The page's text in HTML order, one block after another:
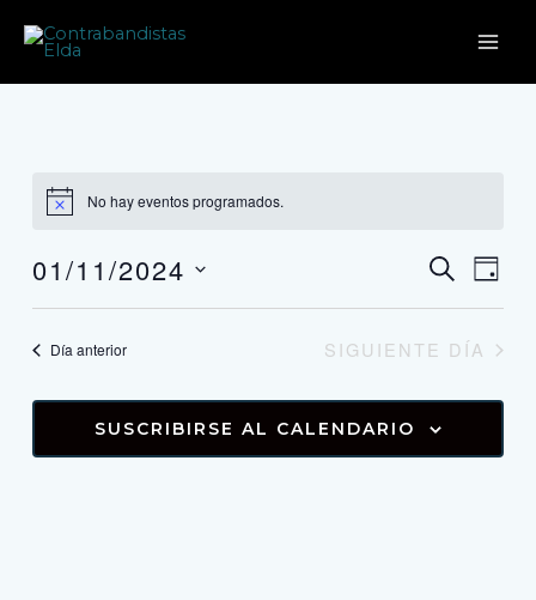
contenido
No hay eventos programados.
de
vistas
de
BUSCAR
de
DÍA
01/11/2024
Día anterior SIGUIENTE DÍA
SUSCRIBIRSE AL CALENDARIO